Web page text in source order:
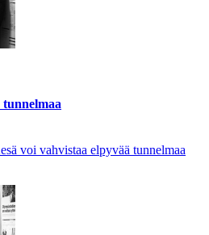
tunnelmaa
voi vahvistaa elpyvää tunnelmaa